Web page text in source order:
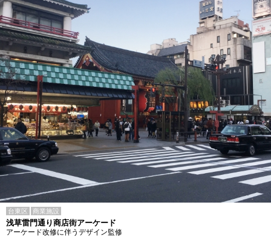
台東区 商業施設
浅草雷門通り商店街アーケード
アーケード改修に伴うデザイン監修